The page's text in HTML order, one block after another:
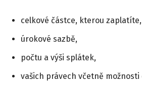
celkové částce, kterou zaplatíte,
úrokové sazbě,
počtu a výši splátek,
vašich právech včetně